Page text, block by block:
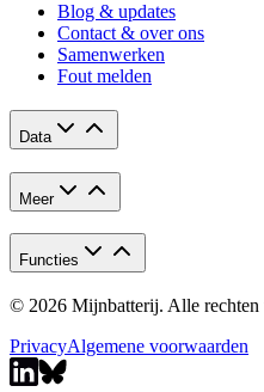
Blog & updates
Contact & over ons
Samenwerken
Fout melden
Data
Meer
Functies
© 2026 Mijnbatterij. Alle rechten
PrivacyAlgemene voorwaarden